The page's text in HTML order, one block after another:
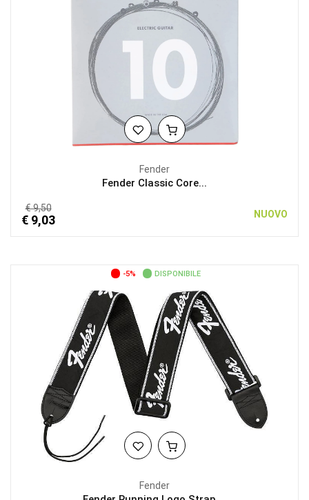
Fender
Fender Classic Core...
€ 9,50
€ 9,03 NUOVO
-5% DISPONIBILE
Fender